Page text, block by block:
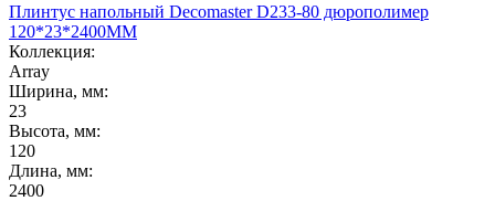
Плинтус напольный Decomaster D233-80 дюрополимер
120*23*2400ММ
Коллекция:
Array
Ширина, мм:
23
Высота, мм:
120
Длина, мм:
2400